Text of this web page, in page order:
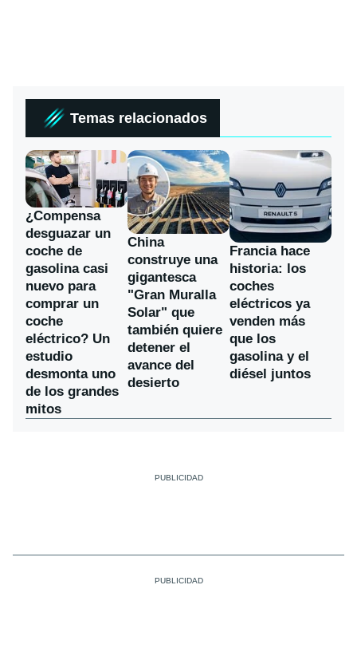
Temas relacionados
¿Compensa
desguazar un
coche de
gasolina casi
nuevo para
comprar un
coche
eléctrico? Un
estudio
desmonta uno
de los grandes
mitos
China
construye una
gigantesca
"Gran Muralla
Solar" que
también quiere
detener el
avance del
desierto
Francia hace
historia: los
coches
eléctricos ya
venden más
que los
gasolina y el
diésel juntos